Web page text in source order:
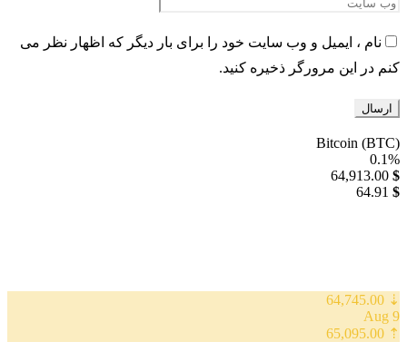
نام ، ایمیل و وب سایت خود را برای بار دیگر که اظهار نظر می
کنم در این مرورگر ذخیره کنید.
Bitcoin (BTC)
0.1%
$
64,913.00
$
64.91
⇣ 64,745.00
9 Aug
⇡ 65,095.00